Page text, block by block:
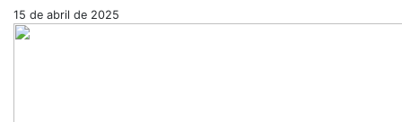
15 de abril de 2025